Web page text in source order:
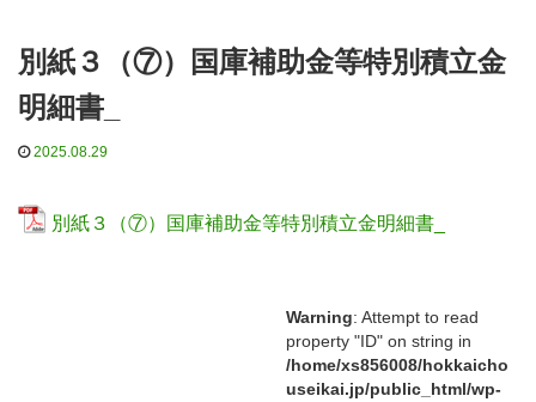
別紙３（⑦）国庫補助金等特別積立金
明細書_
2025.08.29
別紙３（⑦）国庫補助金等特別積立金明細書_
Warning: Attempt to read
property "ID" on string in
/home/xs856008/hokkaicho
useikai.jp/public_html/wp-